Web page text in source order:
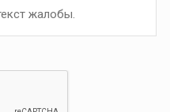
жалобы.